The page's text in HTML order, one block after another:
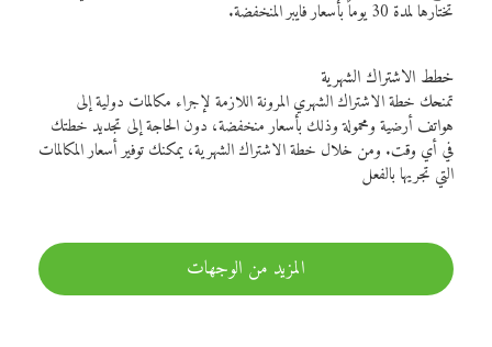
تختارها لمدة 30 يوماً بأسعار فايبر المنخفضة.
خطط الاشتراك الشهرية
تمنحك خطة الاشتراك الشهري المرونة اللازمة لإجراء مكالمات دولية إلى
هواتف أرضية ومحمولة وذلك بأسعار منخفضة، دون الحاجة إلى تجديد خطتك
في أي وقت. ومن خلال خطة الاشتراك الشهرية، يمكنك توفير أسعار المكالمات
التي تجريها بالفعل
المزيد من الوجهات